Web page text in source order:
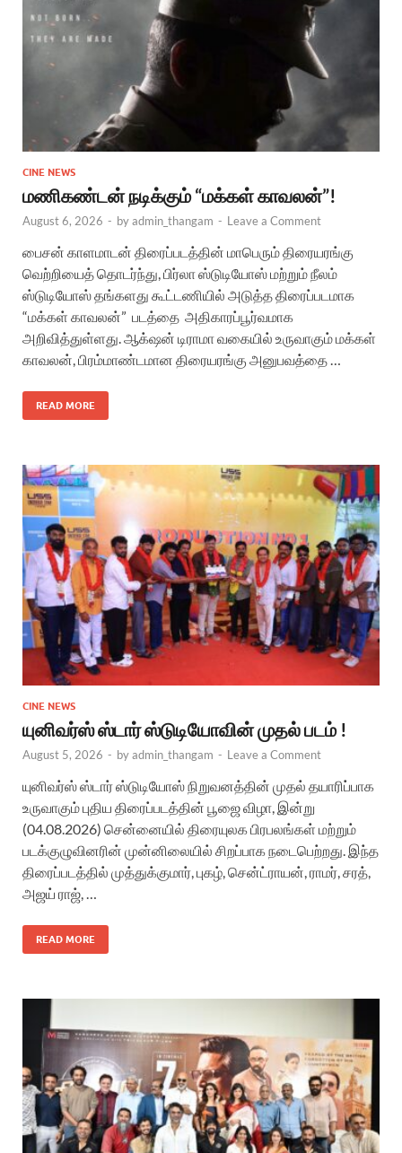
CINE NEWS
மணிகண்டன் நடிக்கும் “மக்கள் காவலன்”!
August 6, 2026 - byadmin_thangam - Leave a Comment
பைசன் காளமாடன் திரைப்படத்தின் மாபெரும் திரையரங்கு
வெற்றியைத் தொடர்ந்து, பிர்லா ஸ்டுடியோஸ் மற்றும் நீலம்
ஸ்டுடியோஸ் தங்களது கூட்டணியில் அடுத்த திரைப்படமாக
“மக்கள் காவலன்” படத்தை அதிகாரப்பூர்வமாக
அறிவித்துள்ளது. ஆக்‌ஷன் டிராமா வகையில் உருவாகும் மக்கள்
காவலன், பிரம்மாண்டமான திரையரங்கு அனுபவத்தை …
READ MORE
CINE NEWS
யுனிவர்ஸ் ஸ்டார் ஸ்டுடியோவின் முதல் படம் !
August 5, 2026 - byadmin_thangam - Leave a Comment
யுனிவர்ஸ் ஸ்டார் ஸ்டுடியோஸ் நிறுவனத்தின் முதல் தயாரிப்பாக
உருவாகும் புதிய திரைப்படத்தின் பூஜை விழா, இன்று
(04.08.2026) சென்னையில் திரையுலக பிரபலங்கள் மற்றும்
படக்குழுவினரின் முன்னிலையில் சிறப்பாக நடைபெற்றது. இந்த
திரைப்படத்தில் முத்துக்குமார், புகழ், சென்ட்ராயன், ராமர், சரத்,
அஜய் ராஜ், …
READ MORE